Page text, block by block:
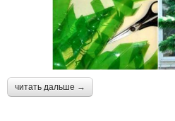
читать дальше →